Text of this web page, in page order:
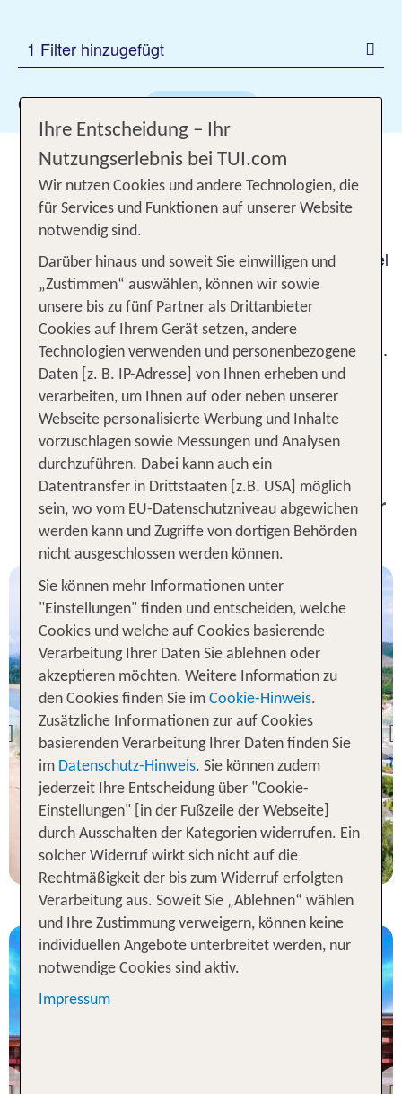
1 Filter hinzugefügt
Gewählte Filter: Koh Phi Phi
Koh Phi Phi: Dein Ticket in
Thailands Paradies
Koh Phi Phi als eine atemberaubende Inselgruppe
in der Andamanensee ist ein begehrtes Urlaubsziel
und ein wahres tropisches Paradies. Mit seinen
malerischen Stränden, den imposanten
Kalksteinfelsen und dem klaren, türkisfarbenen
Wasser zieht es Reisende aus der ganzen Welt an.
Ob Wassersport, entspannten Strandtage auf Phi
Phi Don, lebhaftes Nachtleben oder Bootstouren:
Du entdeckst ein Urlaubsziel, das eine perfekte
Mischung aus Natur, Abenteuer und Erholung
darstellt.
TOP Angebote inklusive Flug für
deinen Koh Phi Phi Urlaub
Previous
Koh Phi Phi
TUI BLUE Mai Khao Lak
70 % Weiterempfehlung
7 Nächte, ÜF, DZ
p.P. ab 874 €
Ihre Entscheidung – Ihr
Nutzungserlebnis bei TUI.com
Wir nutzen Cookies und andere Technologien, die
für Services und Funktionen auf unserer Website
notwendig sind.
Darüber hinaus und soweit Sie einwilligen und
„Zustimmen“ auswählen, können wir sowie
unsere bis zu fünf Partner als Drittanbieter
Cookies auf Ihrem Gerät setzen, andere
Technologien verwenden und personenbezogene
Daten [z. B. IP-Adresse] von Ihnen erheben und
verarbeiten, um Ihnen auf oder neben unserer
Webseite personalisierte Werbung und Inhalte
vorzuschlagen sowie Messungen und Analysen
durchzuführen. Dabei kann auch ein
Datentransfer in Drittstaaten [z.B. USA] möglich
sein, wo vom EU-Datenschutzniveau abgewichen
werden kann und Zugriffe von dortigen Behörden
nicht ausgeschlossen werden können.
Sie können mehr Informationen unter
"Einstellungen" finden und entscheiden, welche
Cookies und welche auf Cookies basierende
Verarbeitung Ihrer Daten Sie ablehnen oder
akzeptieren möchten. Weitere Information zu
den Cookies finden Sie im Cookie-Hinweis.
Zusätzliche Informationen zur auf Cookies
basierenden Verarbeitung Ihrer Daten finden Sie
im Datenschutz-Hinweis. Sie können zudem
jederzeit Ihre Entscheidung über "Cookie-
Einstellungen" [in der Fußzeile der Webseite]
durch Ausschalten der Kategorien widerrufen. Ein
solcher Widerruf wirkt sich nicht auf die
Rechtmäßigkeit der bis zum Widerruf erfolgten
Verarbeitung aus. Soweit Sie „Ablehnen“ wählen
und Ihre Zustimmung verweigern, können keine
individuellen Angebote unterbreitet werden, nur
notwendige Cookies sind aktiv.
Impressum